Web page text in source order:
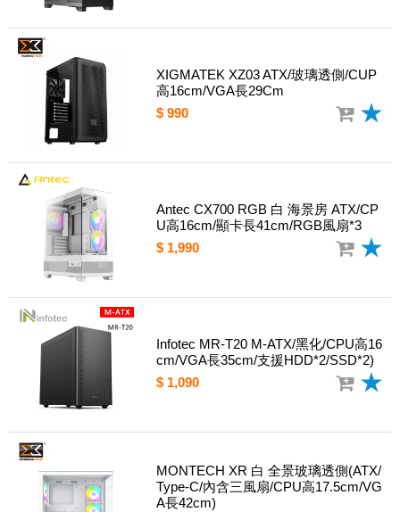
XIGMATEK XZ03 ATX/玻璃透側/CUP
高16cm/VGA長29Cm
$ 990
Antec CX700 RGB 白 海景房 ATX/CP
U高16cm/顯卡長41cm/RGB風扇*3
$ 1,990
Infotec MR-T20 M-ATX/黑化/CPU高16
cm/VGA長35cm/支援HDD*2/SSD*2)
$ 1,090
MONTECH XR 白 全景玻璃透側(ATX/
Type-C/內含三風扇/CPU高17.5cm/VG
A長42cm)